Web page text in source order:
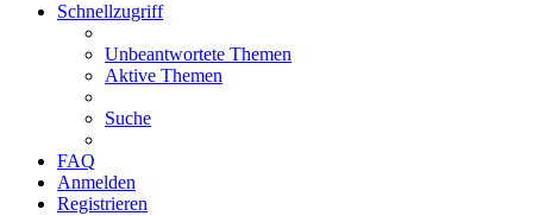
Schnellzugriff
Unbeantwortete Themen
Aktive Themen
Suche
FAQ
Anmelden
Registrieren